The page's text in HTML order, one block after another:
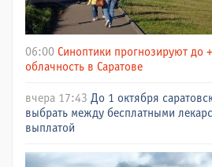
06:00 Синоптики прогнозируют до
облачность в Саратове
вчера 17:43 До 1 октября
выбрать между бесплатными
выплатой